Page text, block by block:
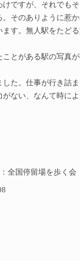
ですが、それでも
そのありように惹
す。無人駅をたど
とがある駅の写真
た。仕事が行き詰
ない、なんて時に
国停留場を歩く会